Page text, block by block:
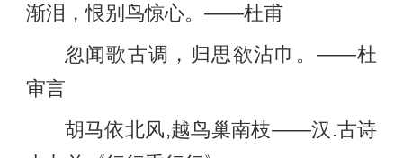
渐泪，恨别鸟惊心。——杜甫
忽闻歌古调，归思欲沾巾。——杜
审言
胡马依北风,越鸟巢南枝——汉.古诗